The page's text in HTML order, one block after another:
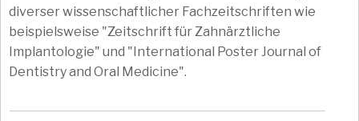
diverser wissenschaftlicher Fachzeitschriften wie
beispielsweise "Zeitschrift für Zahnärztliche
Implantologie" und "International Poster Journal of
Dentistry and Oral Medicine".